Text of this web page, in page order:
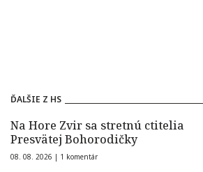
ĎALŠIE Z HS
Na Hore Zvir sa stretnú ctitelia
Presvätej Bohorodičky
08. 08. 2026 | 1 komentár